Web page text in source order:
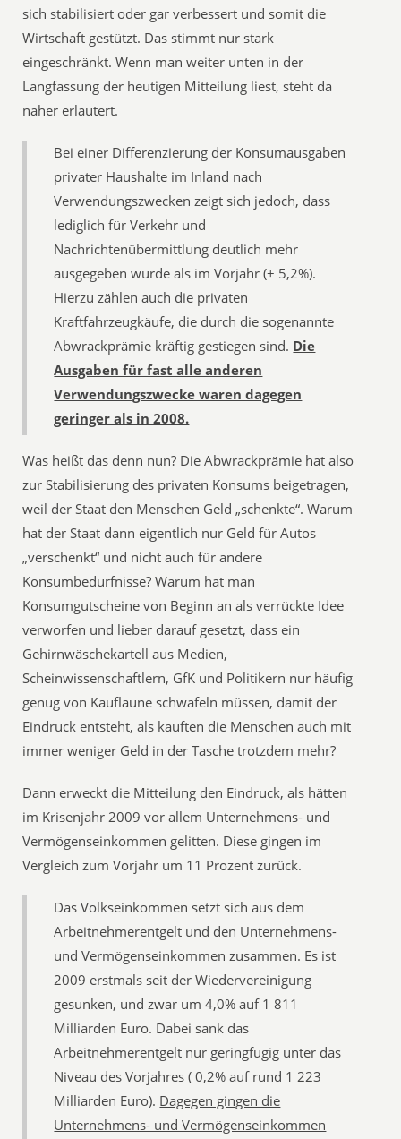
sich stabilisiert oder gar verbessert und somit die
Wirtschaft gestützt. Das stimmt nur stark
eingeschränkt. Wenn man weiter unten in der
Langfassung der heutigen Mitteilung liest, steht da
näher erläutert.
Bei einer Differenzierung der Konsumausgaben
privater Haushalte im Inland nach
Verwendungszwecken zeigt sich jedoch, dass
lediglich für Verkehr und
Nachrichtenübermittlung deutlich mehr
ausgegeben wurde als im Vorjahr (+ 5,2%).
Hierzu zählen auch die privaten
Kraftfahrzeugkäufe, die durch die sogenannte
Abwrackprämie kräftig gestiegen sind. Die
Ausgaben für fast alle anderen
Verwendungszwecke waren dagegen
geringer als in 2008.
Was heißt das denn nun? Die Abwrackprämie hat also
zur Stabilisierung des privaten Konsums beigetragen,
weil der Staat den Menschen Geld „schenkte“. Warum
hat der Staat dann eigentlich nur Geld für Autos
„verschenkt“ und nicht auch für andere
Konsumbedürfnisse? Warum hat man
Konsumgutscheine von Beginn an als verrückte Idee
verworfen und lieber darauf gesetzt, dass ein
Gehirnwäschekartell aus Medien,
Scheinwissenschaftlern, GfK und Politikern nur häufig
genug von Kauflaune schwafeln müssen, damit der
Eindruck entsteht, als kauften die Menschen auch mit
immer weniger Geld in der Tasche trotzdem mehr?
Dann erweckt die Mitteilung den Eindruck, als hätten
im Krisenjahr 2009 vor allem Unternehmens- und
Vermögenseinkommen gelitten. Diese gingen im
Vergleich zum Vorjahr um 11 Prozent zurück.
Das Volkseinkommen setzt sich aus dem
Arbeitnehmerentgelt und den Unternehmens-
und Vermögenseinkommen zusammen. Es ist
2009 erstmals seit der Wiedervereinigung
gesunken, und zwar um 4,0% auf 1 811
Milliarden Euro. Dabei sank das
Arbeitnehmerentgelt nur geringfügig unter das
Niveau des Vorjahres ( 0,2% auf rund 1 223
Milliarden Euro). Dagegen gingen die
Unternehmens- und Vermögenseinkommen